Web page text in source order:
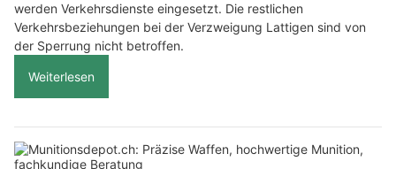
werden Verkehrsdienste eingesetzt. Die restlichen
Verkehrsbeziehungen bei der Verzweigung Lattigen sind von
der Sperrung nicht betroffen.
Weiterlesen